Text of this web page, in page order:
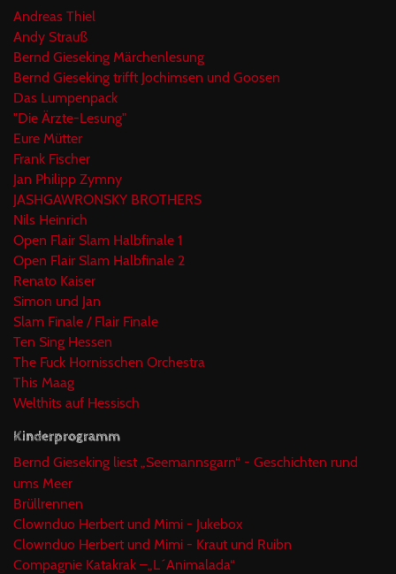
Andreas Thiel
Andy Strauß
Bernd Gieseking Märchenlesung
Bernd Gieseking trifft Jochimsen und Goosen
Das Lumpenpack
"Die Ärzte-Lesung"
Eure Mütter
Frank Fischer
Jan Philipp Zymny
JASHGAWRONSKY BROTHERS
Nils Heinrich
Open Flair Slam Halbfinale 1
Open Flair Slam Halbfinale 2
Renato Kaiser
Simon und Jan
Slam Finale / Flair Finale
Ten Sing Hessen
The Fuck Hornisschen Orchestra
This Maag
Welthits auf Hessisch
Kinderprogramm
Bernd Gieseking liest „Seemannsgarn“ - Geschichten rund
ums Meer
Brüllrennen
Clownduo Herbert und Mimi - Jukebox
Clownduo Herbert und Mimi - Kraut und Ruibn
Compagnie Katakrak –„L´Animalada“